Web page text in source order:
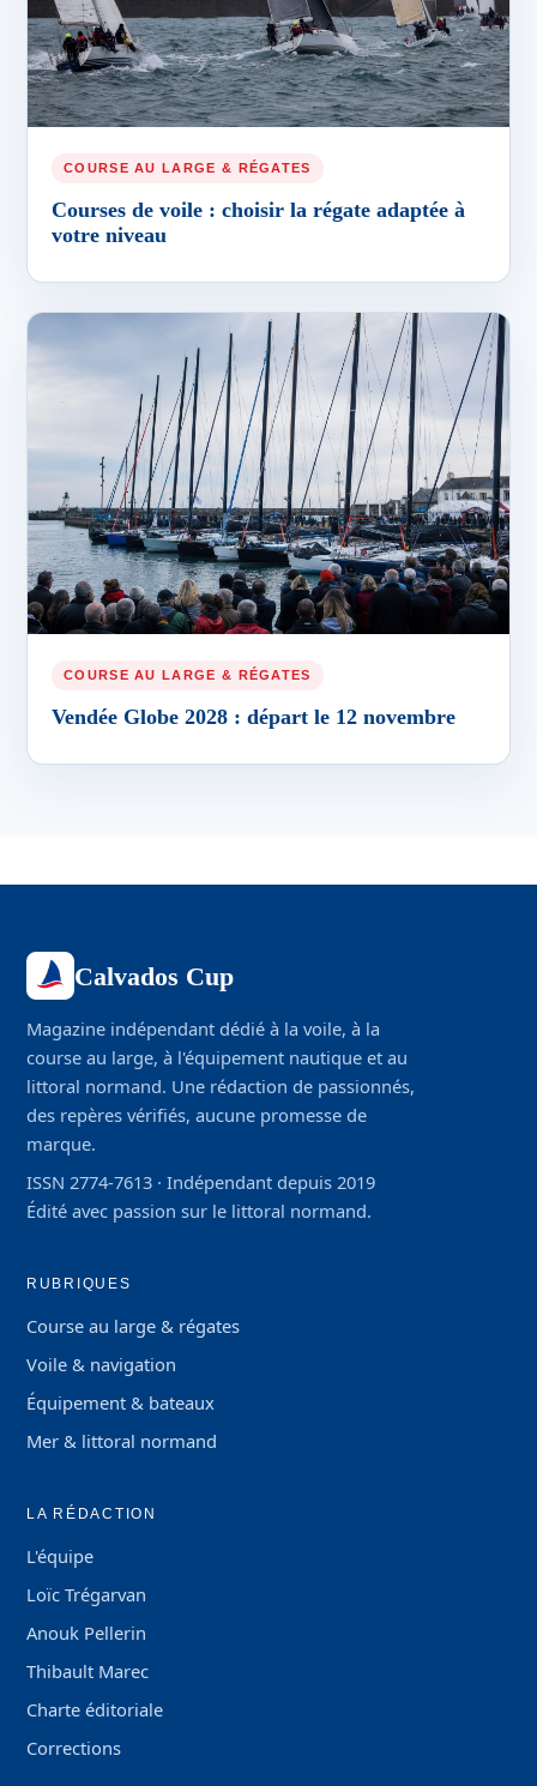
COURSE AU LARGE & RÉGATES
Courses de voile : choisir la régate adaptée à
votre niveau
COURSE AU LARGE & RÉGATES
Vendée Globe 2028 : départ le 12 novembre
Calvados Cup
Magazine indépendant dédié à la voile, à la
course au large, à l'équipement nautique et au
littoral normand. Une rédaction de passionnés,
des repères vérifiés, aucune promesse de
marque.
ISSN 2774-7613 · Indépendant depuis 2019
Édité avec passion sur le littoral normand.
RUBRIQUES
Course au large & régates
Voile & navigation
Équipement & bateaux
Mer & littoral normand
LA RÉDACTION
L'équipe
Loïc Trégarvan
Anouk Pellerin
Thibault Marec
Charte éditoriale
Corrections